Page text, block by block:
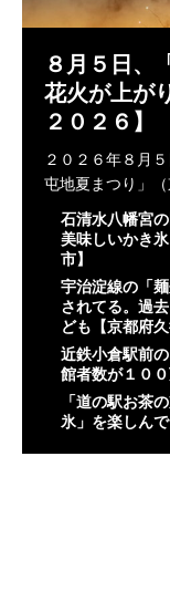
８月５日、
花火が上が
２０２６】
２０２６年８月
屯地夏まつり」
石清水八幡宮
美味しいかき
市】
宇治淀線の「
されてる。過
ども【京都府久
近鉄小倉駅前
館者数が１０
「道の駅お茶
氷」を楽しん